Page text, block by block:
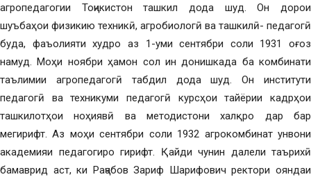
агропедагогии Тоҷикистон ташкил дода шуд. Он дорои
шуъбаҳои физикию техникӣ, агробиологӣ ва ташкилӣ- педагогӣ
буда, фаъолияти худро аз 1-уми сентябри соли 1931 оғоз
намуд. Моҳи ноябри ҳамон сол ин донишкада ба комбинати
таълимии агропедагогӣ табдил дода шуд. Он институти
педагогӣ ва техникуми педагогӣ курсҳои тайёрии кадрҳои
ташкилотҳои ноҳиявӣ ва методистони халқро дар бар
мегирифт. Аз моҳи сентябри соли 1932 агрокомбинат унвони
академияи педагогиро гирифт. Қайди чунин далели таърихӣ
бамаврид аст, ки Раҷабов Зариф Шарифович ректори ояндаи